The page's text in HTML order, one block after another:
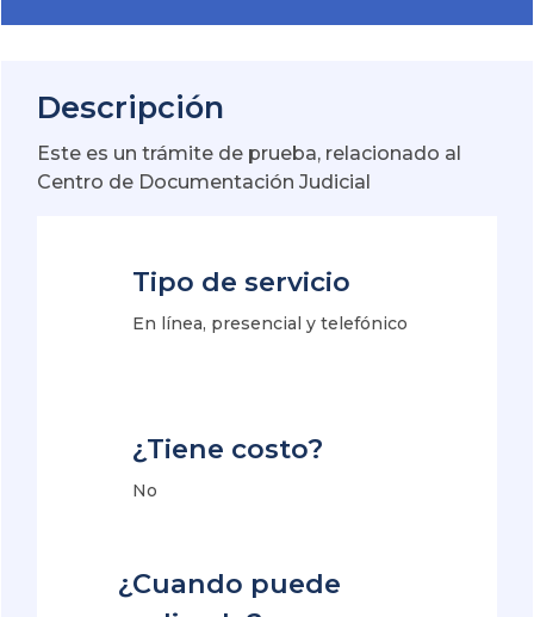
Descripción
Este es un trámite de prueba, relacionado al
Centro de Documentación Judicial
Tipo de servicio
En línea, presencial y telefónico
¿Tiene costo?
No
¿Cuando puede